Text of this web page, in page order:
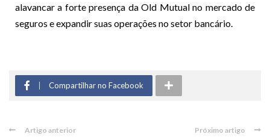
alavancar a forte presença da Old Mutual no mercado de
seguros e expandir suas operações no setor bancário.
Compartilhar no Facebook
Artigo anterior Próximo artigo